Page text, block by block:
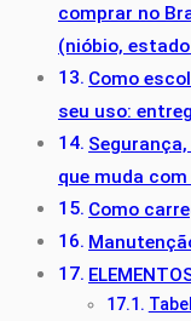
comprar no
(nióbio,
Como
seu uso:
que muda
Como